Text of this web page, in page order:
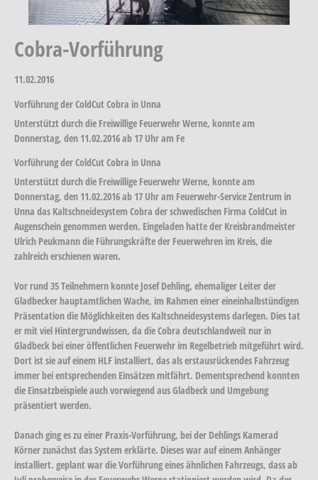
Cobra-Vorführung
11.02.2016
Vorführung der ColdCut Cobra in Unna
Unterstützt durch die Freiwillige Feuerwehr Werne, konnte am
Donnerstag, den 11.02.2016 ab 17 Uhr am Fe
Vorführung der ColdCut Cobra in Unna
Unterstützt durch die Freiwillige Feuerwehr Werne, konnte am
Donnerstag, den 11.02.2016 ab 17 Uhr am Feuerwehr-Service Zentrum in
Unna das Kaltschneidesystem Cobra der schwedischen Firma ColdCut in
Augenschein genommen werden. Eingeladen hatte der Kreisbrandmeister
Ulrich Peukmann die Führungskräfte der Feuerwehren im Kreis, die
zahlreich erschienen waren.
Vor rund 35 Teilnehmern konnte Josef Dehling, ehemaliger Leiter der
Gladbecker hauptamtlichen Wache, im Rahmen einer eineinhalbstündigen
Präsentation die Möglichkeiten des Kaltschneidesystems darlegen. Dies tat
er mit viel Hintergrundwissen, da die Cobra deutschlandweit nur in
Gladbeck bei einer öffentlichen Feuerwehr im Regelbetrieb mitgeführt wird.
Dort ist sie auf einem HLF installiert, das als erstausrückendes Fahrzeug
immer bei entsprechenden Einsätzen mitfährt. Dementsprechend konnten
die Einsatzbeispiele auch vorwiegend aus Gladbeck und Umgebung
präsentiert werden.
Danach ging es zu einer Praxis-Vorführung, bei der Dehlings Kamerad
Körner zunächst das System erklärte. Dieses war auf einem Anhänger
installiert. geplant war die Vorführung eines ähnlichen Fahrzeugs, dass ab